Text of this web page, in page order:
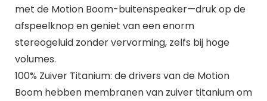
met de Motion Boom-buitenspeaker—druk op de
afspeelknop en geniet van een enorm
stereogeluid zonder vervorming, zelfs bij hoge
volumes.
100% Zuiver Titanium: de drivers van de Motion
Boom hebben membranen van zuiver titanium om